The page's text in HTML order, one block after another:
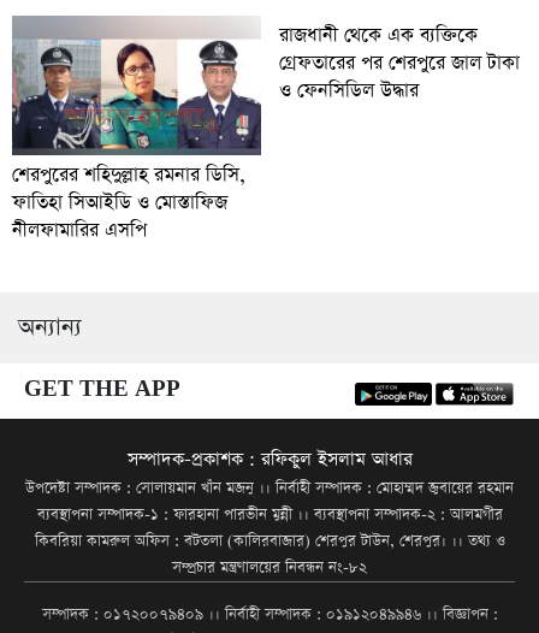
শেরপুরের শহিদুল্লাহ রমনার ডিসি,
ফাতিহা সিআইডি ও মোস্তাফিজ
নীলফামারির এসপি
রাজধানী থেকে এক ব্যক্তিকে
গ্রেফতারের পর শেরপুরে জাল টাকা
ও ফেনসিডিল উদ্ধার
অন্যান্য
GET THE APP
সম্পাদক-প্রকাশক : রফিকুল ইসলাম আধার
উপদেষ্টা সম্পাদক : সোলায়মান খাঁন মজনু ।। নির্বাহী সম্পাদক : মোহাম্মদ জুবায়ের রহমান
ব্যবস্থাপনা সম্পাদক-১ : ফারহানা পারভীন মুন্নী ।। ব্যবস্থাপনা সম্পাদক-২ : আলমগীর
কিবরিয়া কামরুল অফিস : বটতলা (কালিরবাজার) শেরপুর টাউন, শেরপুর। ।। তথ্য ও
সম্প্রচার মন্ত্রণালয়ের নিবন্ধন নং-৮২
সম্পাদক : ০১৭২০০৭৯৪০৯ ।। নির্বাহী সম্পাদক : ০১৯১২০৪৯৯৪৬ ।। বিজ্ঞাপন :